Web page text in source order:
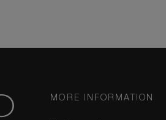
MORE INFORMATION